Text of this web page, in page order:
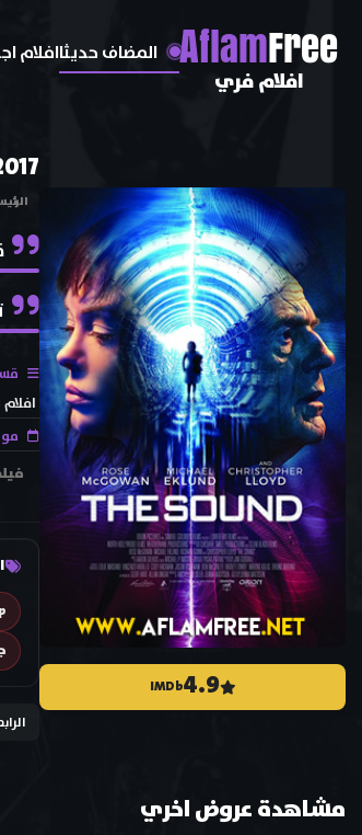
AflamFree
افلام فري
المضاف حديثاافلام
4.9
IMDb
مشاهدة عروض اخري